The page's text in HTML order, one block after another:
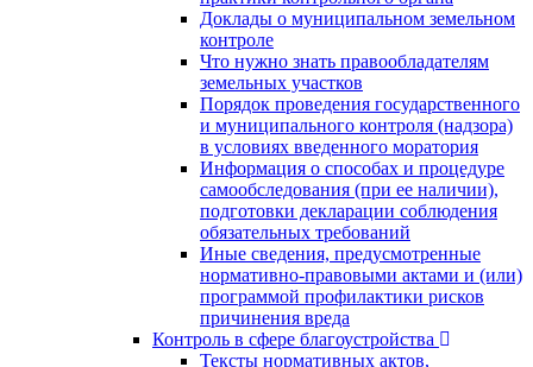
Доклады о муниципальном земельном
контроле
Что нужно знать правообладателям
земельных участков
Порядок проведения государственного
и муниципального контроля (надзора)
в условиях введенного моратория
Информация о способах и процедуре
самообследования (при ее наличии),
подготовки декларации соблюдения
обязательных требований
Иные сведения, предусмотренные
нормативно-правовыми актами и (или)
программой профилактики рисков
причинения вреда
Контроль в сфере благоустройства
Тексты нормативных актов,